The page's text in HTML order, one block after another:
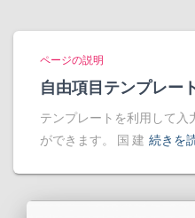
ページの説明
自由項目テンプレー
テンプレートを利用して入
ができます。 国 建 続きを